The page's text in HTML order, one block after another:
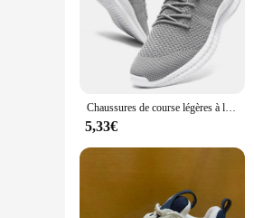
Chaussures de course légères à lacets pour homme, baskets de sport, de marche, confortables et respirantes
5,33€